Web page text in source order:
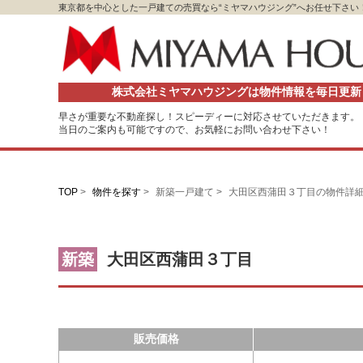
東京都を中心とした一戸建ての売買なら“ミヤマハウジング”へお任せ下さい
株式会社ミヤマハウジングは物件情報を毎日更
早さが重要な不動産探し！スピーディーに対応させていただきます。
当日のご案内も可能ですので、お気軽にお問い合わせ下さい！
TOP > 物件を探す > 新築一戸建て > 大田区西蒲田３丁目の物件詳
新築 大田区西蒲田３丁目
販売価格